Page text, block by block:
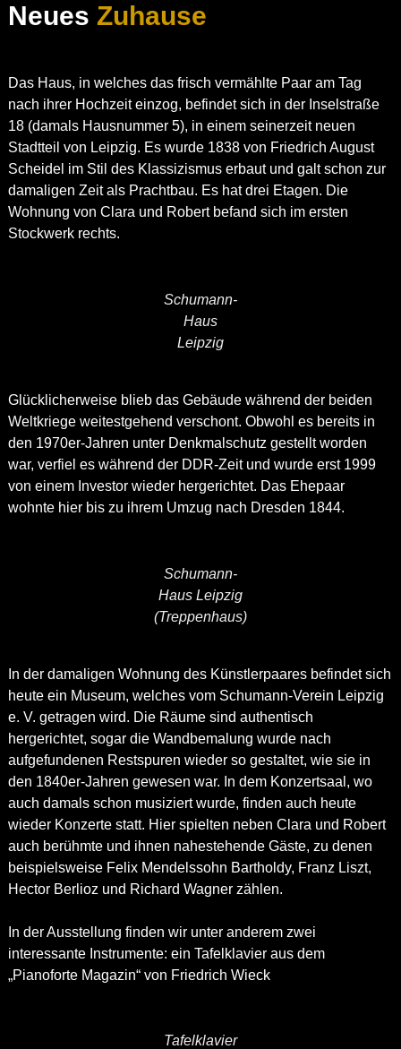
Neues Zuhause
Das Haus, in welches das frisch vermählte Paar am Tag
nach ihrer Hochzeit einzog, befindet sich in der Inselstraße
18 (damals Hausnummer 5), in einem seinerzeit neuen
Stadtteil von Leipzig. Es wurde 1838 von Friedrich August
Scheidel im Stil des Klassizismus erbaut und galt schon zur
damaligen Zeit als Prachtbau. Es hat drei Etagen. Die
Wohnung von Clara und Robert befand sich im ersten
Stockwerk rechts.
Schumann-
Haus
Leipzig
Glücklicherweise blieb das Gebäude während der beiden
Weltkriege weitestgehend verschont. Obwohl es bereits in
den 1970er-Jahren unter Denkmalschutz gestellt worden
war, verfiel es während der DDR-Zeit und wurde erst 1999
von einem Investor wieder hergerichtet. Das Ehepaar
wohnte hier bis zu ihrem Umzug nach Dresden 1844.
Schumann-
Haus Leipzig
(Treppenhaus)
In der damaligen Wohnung des Künstlerpaares befindet sich
heute ein Museum, welches vom Schumann-Verein Leipzig
e. V. getragen wird. Die Räume sind authentisch
hergerichtet, sogar die Wandbemalung wurde nach
aufgefundenen Restspuren wieder so gestaltet, wie sie in
den 1840er-Jahren gewesen war. In dem Konzertsaal, wo
auch damals schon musiziert wurde, finden auch heute
wieder Konzerte statt. Hier spielten neben Clara und Robert
auch berühmte und ihnen nahestehende Gäste, zu denen
beispielsweise Felix Mendelssohn Bartholdy, Franz Liszt,
Hector Berlioz und Richard Wagner zählen.
In der Ausstellung finden wir unter anderem zwei
interessante Instrumente: ein Tafelklavier aus dem
„Pianoforte Magazin“ von Friedrich Wieck
Tafelklavier